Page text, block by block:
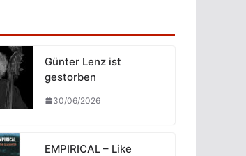
Günter Lenz ist
gestorben
30/06/2026
EMPIRICAL – Like